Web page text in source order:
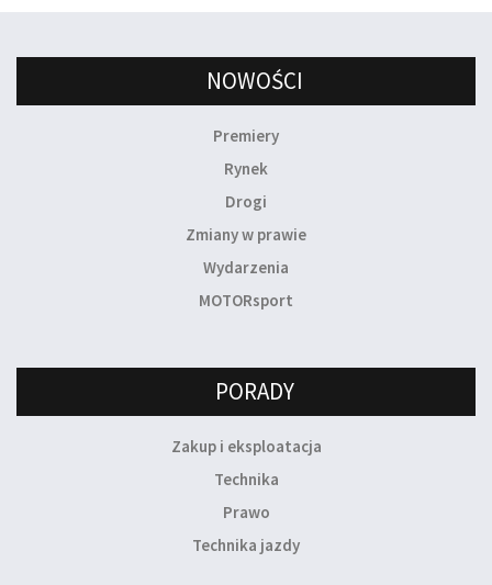
NOWOŚCI
Premiery
Rynek
Drogi
Zmiany w prawie
Wydarzenia
MOTORsport
PORADY
Zakup i eksploatacja
Technika
Prawo
Technika jazdy